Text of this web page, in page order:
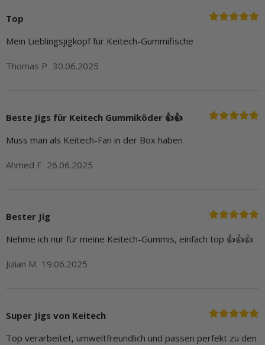
Top
Mein Lieblingsjigkopf für Keitech-Gummifische
Thomas P 30.06.2025
Beste Jigs für Keitech Gummiköder 👍👍
Muss man als Keitech-Fan in der Box haben
Ahmed F 26.06.2025
Bester Jig
Nehme ich nur für meine Keitech-Gummis, einfach top 👍👍👍
Julian M 19.06.2025
Super Jigs von Keitech
Top verarbeitet, umweltfreundlich und passen perfekt zu den